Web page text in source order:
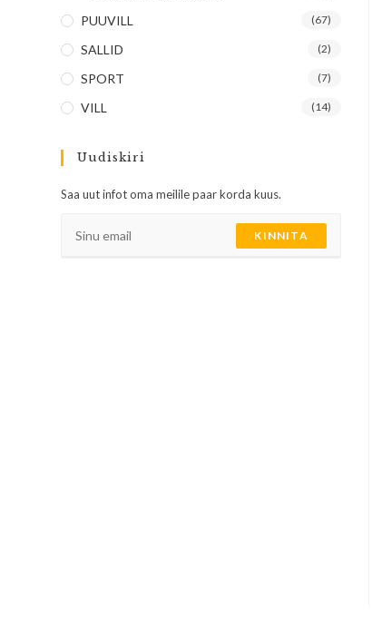
PUUVILL (67)
SALLID (2)
SPORT (7)
VILL (14)
Uudiskiri
Saa uut infot oma meilile paar korda kuus.
KINNITA